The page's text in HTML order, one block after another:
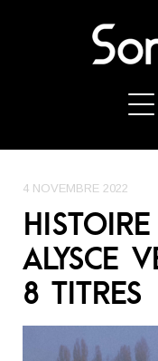
4 NOVEMBRE 2022
ALYSCE
8 TITRES